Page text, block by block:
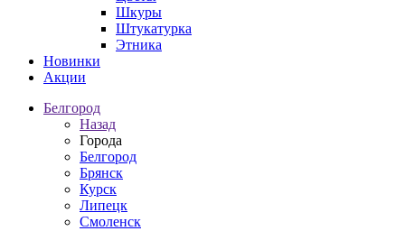
Шкуры
Штукатурка
Этника
Новинки
Акции
Белгород
Назад
Города
Белгород
Брянск
Курск
Липецк
Смоленск